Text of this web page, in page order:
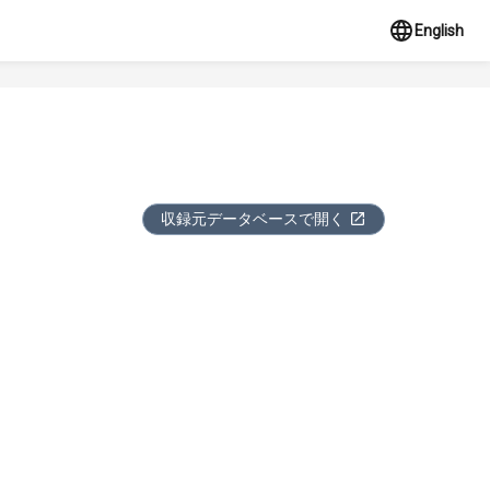
English
収録元データベースで開く